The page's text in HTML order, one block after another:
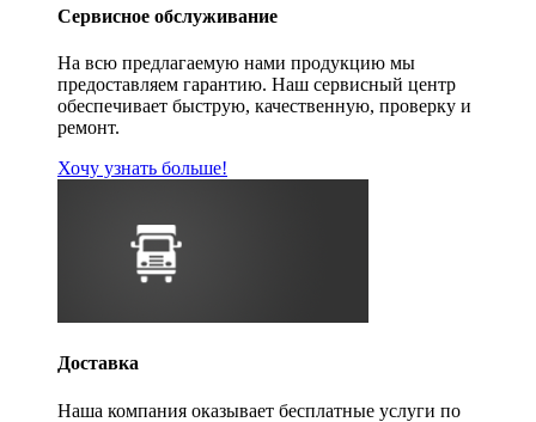
Сервисное обслуживание
На всю предлагаемую нами продукцию мы
предоставляем гарантию. Наш сервисный центр
обеспечивает быструю, качественную, проверку и
ремонт.
Хочу узнать больше!
Доставка
Наша компания оказывает бесплатные услуги по